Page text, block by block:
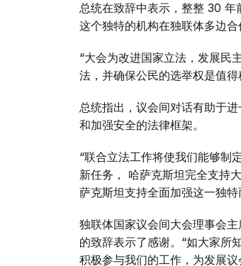
总统在致辞中表示，整整 30 年
这个独特的机构在独联体多边合
“大会为改进国家立法，发展民
法，并确保公民的选举权是值得
总统指出，议会间对话有助于
和加强安全的法律框架。
“联合立法工作将使我们能够制
新任务， 哈萨克斯坦完全支持
萨克斯坦支持全面加强这一独
独联体国家议会间大会理事会
的致辞表示了感谢。“如大家所
积极参与我们的工作，为发展